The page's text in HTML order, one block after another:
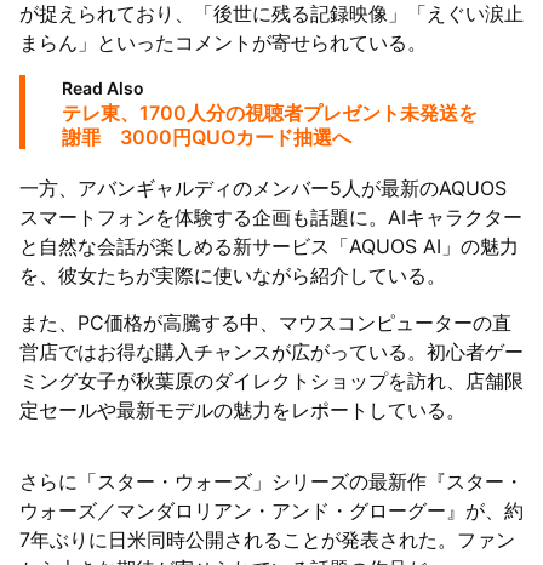
が捉えられており、「後世に残る記録映像」「えぐい涙止
まらん」といったコメントが寄せられている。
Read Also
テレ東、1700人分の視聴者プレゼント未発送を
謝罪 3000円QUOカード抽選へ
一方、アバンギャルディのメンバー5人が最新のAQUOS
スマートフォンを体験する企画も話題に。AIキャラクター
と自然な会話が楽しめる新サービス「AQUOS AI」の魅力
を、彼女たちが実際に使いながら紹介している。
また、PC価格が高騰する中、マウスコンピューターの直
営店ではお得な購入チャンスが広がっている。初心者ゲー
ミング女子が秋葉原のダイレクトショップを訪れ、店舗限
定セールや最新モデルの魅力をレポートしている。
さらに「スター・ウォーズ」シリーズの最新作『スター・
ウォーズ／マンダロリアン・アンド・グローグー』が、約
7年ぶりに日米同時公開されることが発表された。ファン